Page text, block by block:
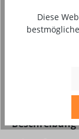
Stück
Beschreibung
Diese